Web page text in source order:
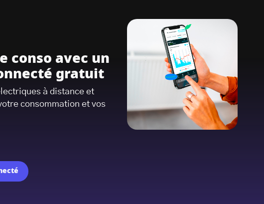
conso avec un
gratuit
à distance et
consommation et vos